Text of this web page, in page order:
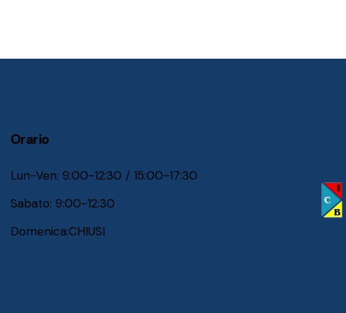
Orario
Lun-Ven: 9:00-12:30 / 15:00-17:30
Sabato: 9:00-12:30
Domenica:CHIUSI